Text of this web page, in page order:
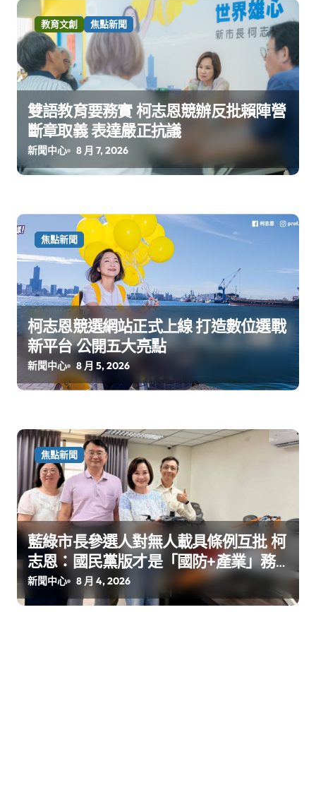
教育文創 焦點新聞
雙語教育要務實 柯志恩競辦反批賴陣營
斷章取義 表達嚴正抗議
新聞中心 8 月 7, 2026
焦點新聞
柯志恩競選網站正式上線 打造數位選戰
新平台 公開五大亮點
新聞中心 8 月 5, 2026
焦點新聞
藍綠市長參選人對無人載具條例互批 柯
志恩：國民黨版才是「國防+產業」務
實版
新聞中心 8 月 4, 2026